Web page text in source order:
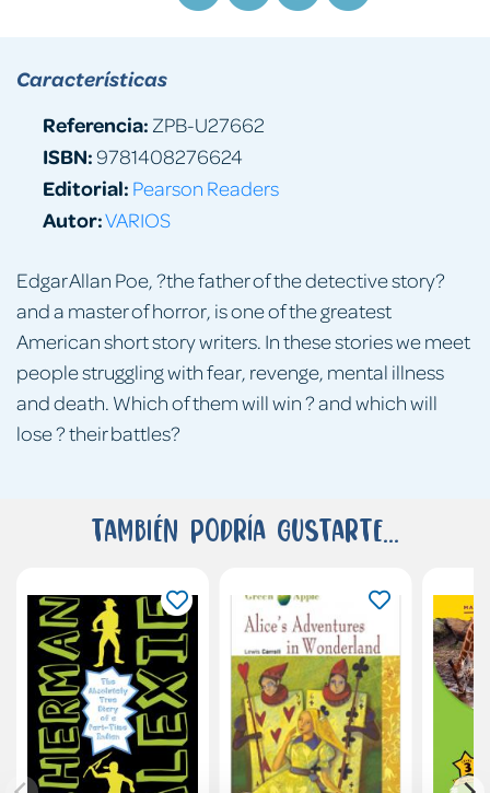
Edgar Allan Poe, ?the father of the detective story?
and a master of horror, is one of the greatest
American short story writers. In these stories we meet
people struggling with fear, revenge, mental illness
and death. Which of them will win ? and which will
lose ? their battles?
Características
Referencia: ZPB-U27662
ISBN:9781408276624
Editorial: Pearson Readers
Autor:VARIOS
También podría gustarte...